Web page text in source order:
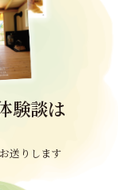
験談は
送りします